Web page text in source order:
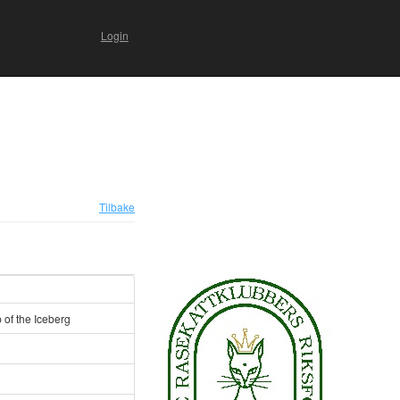
Login
Tilbake
the Iceberg